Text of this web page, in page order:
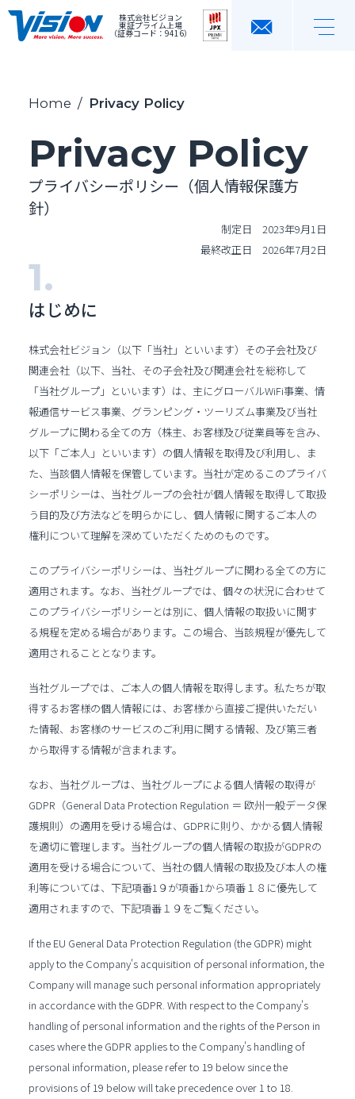
株式会社ビジョン
東証プライム上場
（証券コード：9416）
Home / Privacy Policy
Privacy Policy
プライバシーポリシー（個人情報保護方
針）
制定日 2023年9月1日
最終改正日 2026年7月2日
はじめに
株式会社ビジョン（以下「当社」といいます）その子会社及び
関連会社（以下、当社、その子会社及び関連会社を総称して
「当社グループ」といいます）は、主にグローバルWiFi事業、情
報通信サービス事業、グランピング・ツーリズム事業及び当社
グループに関わる全ての方（株主、お客様及び従業員等を含み、
以下「ご本人」といいます）の個人情報を取得及び利用し、ま
た、当該個人情報を保管しています。当社が定めるこのプライバ
シーポリシーは、当社グループの会社が個人情報を取得して取扱
う目的及び方法などを明らかにし、個人情報に関するご本人の
権利について理解を深めていただくためのものです。
このプライバシーポリシーは、当社グループに関わる全ての方に
適用されます。なお、当社グループでは、個々の状況に合わせて
このプライバシーポリシーとは別に、個人情報の取扱いに関す
る規程を定める場合があります。この場合、当該規程が優先して
適用されることとなります。
当社グループでは、ご本人の個人情報を取得します。私たちが取
得するお客様の個人情報には、お客様から直接ご提供いただい
た情報、お客様のサービスのご利用に関する情報、及び第三者
から取得する情報が含まれます。
なお、当社グループは、当社グループによる個人情報の取得が
GDPR（General Data Protection Regulation ＝ 欧州一般データ保
護規則）の適用を受ける場合は、GDPRに則り、かかる個人情報
を適切に管理します。当社グループの個人情報の取扱がGDPRの
適用を受ける場合について、当社の個人情報の取扱及び本人の権
利等については、下記項番1９が項番1から項番１８に優先して
適用されますので、下記項番１９をご覧ください。
If the EU General Data Protection Regulation (the GDPR) might
apply to the Company's acquisition of personal information, the
Company will manage such personal information appropriately
in accordance with the GDPR. With respect to the Company's
handling of personal information and the rights of the Person in
cases where the GDPR applies to the Company's handling of
personal information, please refer to 19 below since the
provisions of 19 below will take precedence over 1 to 18.